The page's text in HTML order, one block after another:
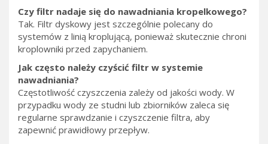
Czy filtr nadaje się do nawadniania kropelkowego?
Tak. Filtr dyskowy jest szczególnie polecany do
systemów z linią kroplującą, ponieważ skutecznie chroni
kroplowniki przed zapychaniem.
Jak często należy czyścić filtr w systemie
nawadniania?
Częstotliwość czyszczenia zależy od jakości wody. W
przypadku wody ze studni lub zbiorników zaleca się
regularne sprawdzanie i czyszczenie filtra, aby
zapewnić prawidłowy przepływ.